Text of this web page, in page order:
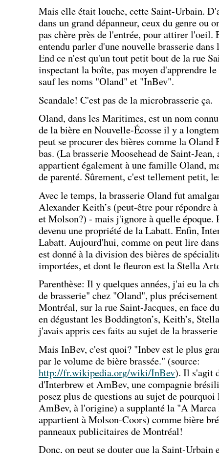
Mais elle était louche, cette Saint-Urbain.
dans un grand dépanneur, ceux du genre ou
pas chère près de l'entrée, pour attirer l'oeil.
entendu parler d'une nouvelle brasserie
End ce n'est qu'un tout petit bout de la rue
inspectant la boîte, pas moyen d'apprendre
sauf les noms "Oland" et "InBev".
Scandale! C'est pas de la microbrasserie ça.
Oland, dans les Maritimes, est un nom
de la bière en Nouvelle-Écosse il y a
peut se procurer des bières comme la
bas. (La brasserie Moosehead de Saint-
appartient également à une famille Oland,
de parenté. Sûrement, c'est tellement petit,
Avec le temps, la brasserie Oland fut
Alexander Keith’s (peut-être pour répondre
et Molson?) - mais j'ignore à quelle époque.
devenu une propriété de la Labatt. Enfin,
Labatt. Aujourd'hui, comme on peut lire
est donné à la division des bières de
importées, et dont le fleuron est la Stella
Parenthèse: Il y quelques années, j'ai eu la
de brasserie" chez "Oland", plus
Montréal, sur la rue Saint-Jacques, en face
en dégustant les Boddington’s, Keith’s,
j'avais appris ces faits au sujet de la
Mais InBev, c'est quoi? "Inbev est le plus
par le volume de bière brassée." (source:
http://fr.wikipedia.org/wiki/InBev). Il s'agit
d'Interbrew et AmBev, une compagnie
posez plus de questions au sujet de
AmBev, à l'origine) a supplanté la "A
appartient à Molson-Coors) comme bière
panneaux publicitaires de Montréal!
Donc, on peut se douter que la Saint-Urbain